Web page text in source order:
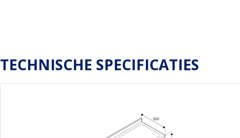
TECHNISCHE SPECIFICATIES